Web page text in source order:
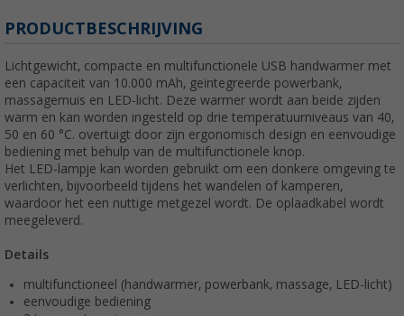
PRODUCTBESCHRIJVING
Lichtgewicht, compacte en multifunctionele USB handwarmer met
een capaciteit van 10.000 mAh, geïntegreerde powerbank,
massagemuis en LED-licht. Deze warmer wordt aan beide zijden
warm en kan worden ingesteld op drie temperatuurniveaus van 40,
50 en 60 °C. overtuigt door zijn ergonomisch design en eenvoudige
bediening met behulp van de multifunctionele knop.
Het LED-lampje kan worden gebruikt om een donkere omgeving te
verlichten, bijvoorbeeld tijdens het wandelen of kamperen,
waardoor het een nuttige metgezel wordt. De oplaadkabel wordt
meegeleverd.
Details
multifunctioneel (handwarmer, powerbank, massage, LED-licht)
eenvoudige bediening